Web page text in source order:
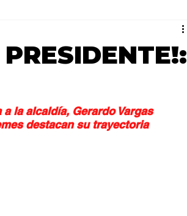
la alcaldía, Gerardo Vargas
destacan su trayectoria